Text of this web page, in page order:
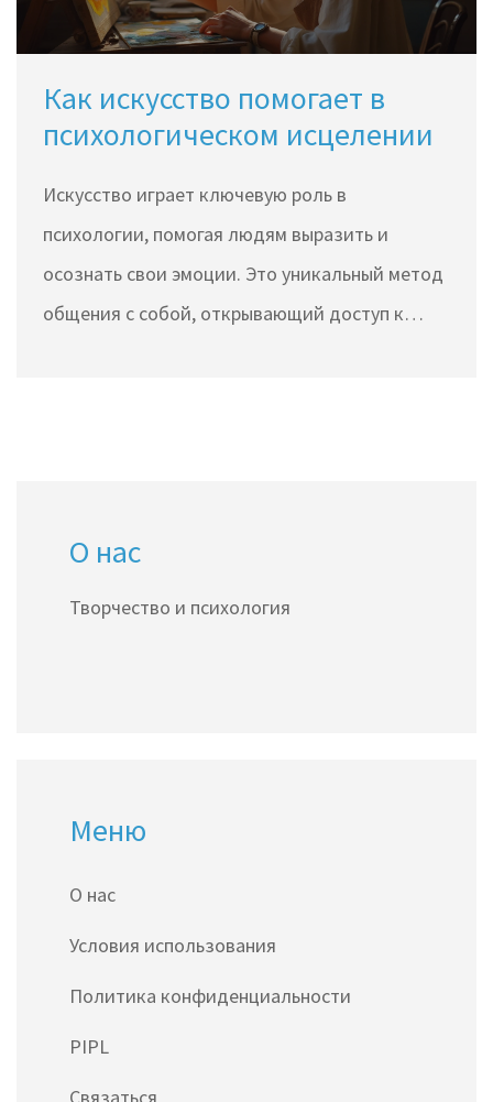
и заканчивая созданием уникальных
произведений.
Как искусство помогает в
психологическом исцелении
Искусство играет ключевую роль в
психологии, помогая людям выразить и
осознать свои эмоции. Это уникальный метод
общения с собой, открывающий доступ к
чувственными нагрузками, но и стимулирует
О нас
Творчество и психология
Меню
О нас
Условия использования
Политика конфиденциальности
PIPL
Связаться